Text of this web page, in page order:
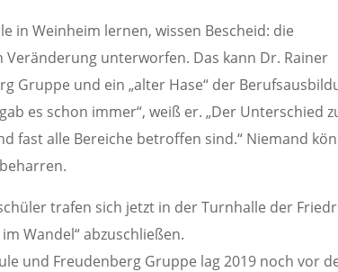
in Weinheim lernen, wissen Bescheid: die
unterworfen. Das kann Dr. Rainer
Gruppe und ein „alter Hase“ der
es schon immer“, weiß er. „Der Unterschied
fast alle Bereiche betroffen sind.“ Niemand
trafen sich jetzt in der Turnhalle der
Wandel“ abzuschließen.
und Freudenberg Gruppe lag 2019 noch vor